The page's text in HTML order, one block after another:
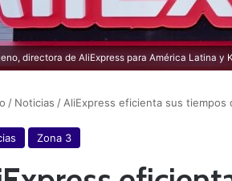
directora de AliExpress para América Latina y
/ Noticias / AliExpress eficienta sus tiempos
Zona 3